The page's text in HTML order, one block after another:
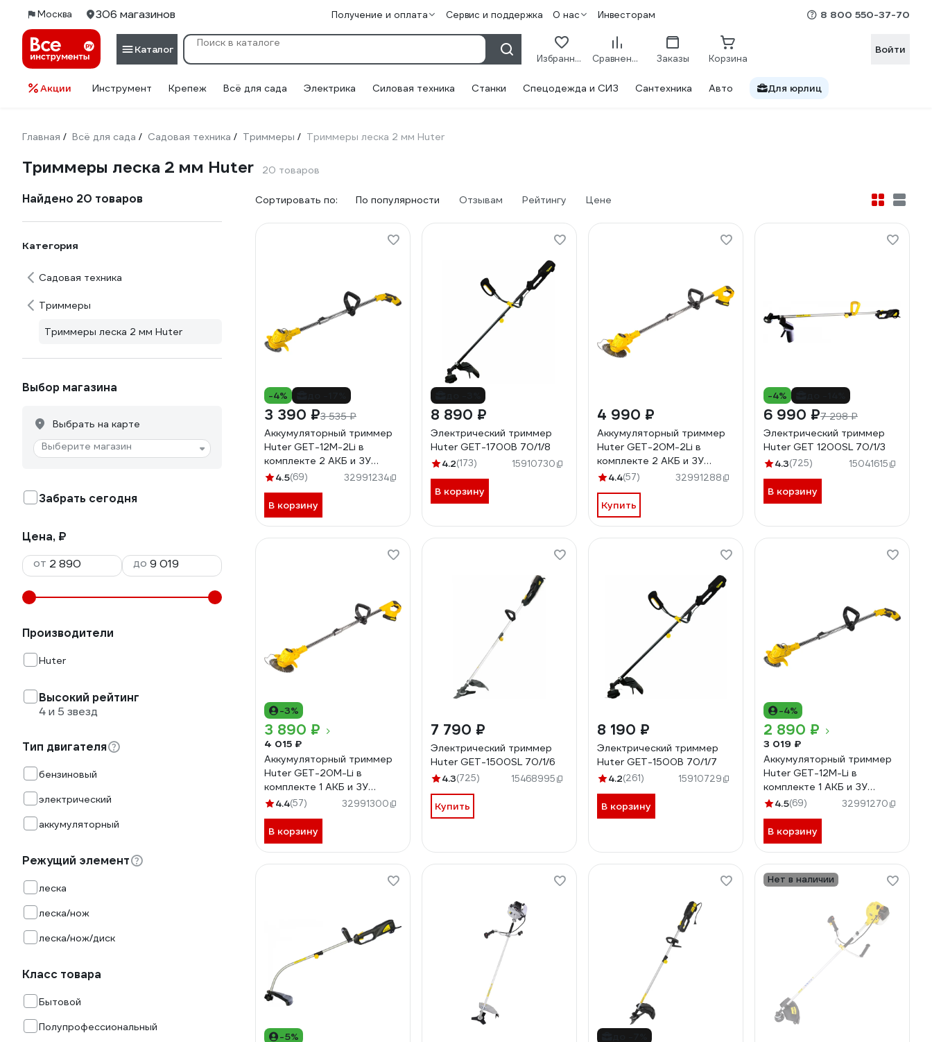
Москва 306 магазинов Получение и оплата Сервис и поддержка О нас Инвесторам 8 800 550-37-70
Каталог
Избранное Сравнение Заказы Корзина
Войти
Акции Инструмент Крепеж Всё для сада Электрика Силовая техника Станки Спецодежда и СИЗ Сантехника Авто Для юрлиц
Главная / Всё для сада / Садовая техника / Триммеры / Триммеры леска 2 мм Huter
Триммеры леска 2 мм Huter 20 товаров
Найдено 20 товаров
Категория
Садовая техника
Триммеры
Триммеры леска 2 мм Huter
Выбор магазина
Выбрать на карте
Выберите магазин
Забрать сегодня
Цена, ₽
от
до
Производители
Huter
Высокий рейтинг
4 и 5 звезд
Тип двигателя
бензиновый
электрический
аккумуляторный
Режущий элемент
леска
леска/нож
леска/нож/диск
Класс товара
Бытовой
Полупрофессиональный
Сортировать по: По популярности Отзывам Рейтингу Цене
-4%
3 390 ₽3 535 ₽
Аккумуляторный триммер
Huter GET-12M-2Li в
комплекте 2 АКБ и ЗУ
70/1/65
4.5(69) 32991234
В корзину
8 890 ₽
Электрический триммер
Huter GET-1700B 70/1/8
4.2(173) 15910730
В корзину
4 990 ₽
Аккумуляторный триммер
Huter GET-20M-2Li в
комплекте 2 АКБ и ЗУ
70/1/67
4.4(57) 32991288
Купить
-4%
6 990 ₽7 298 ₽
Электрический триммер
Huter GET 1200SL 70/1/3
4.3(725) 15041615
В корзину
-3%
3 890 ₽
4 015 ₽
Аккумуляторный триммер
Huter GET-20M-Li в
комплекте 1 АКБ и ЗУ
70/1/66
4.4(57) 32991300
В корзину
7 790 ₽
Электрический триммер
Huter GET-1500SL 70/1/6
4.3(725) 15468995
Купить
8 190 ₽
Электрический триммер
Huter GET-1500B 70/1/7
4.2(261) 15910729
В корзину
-4%
2 890 ₽
3 019 ₽
Аккумуляторный триммер
Huter GET-12M-Li в
комплекте 1 АКБ и ЗУ
70/1/64
4.5(69) 32991270
В корзину
-5%
Нет в наличии